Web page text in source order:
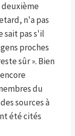
deuxième
n'a pas
sait pas s'il
proches
sûr ». Bien
du
sources à
été cités